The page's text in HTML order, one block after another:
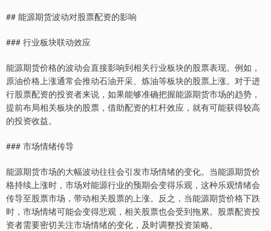
## 能源期货波动对股票配资的影响
### 行业板块联动效应
能源期货价格的波动会直接影响到相关行业板块的股票表现。例如，
原油价格上涨通常会推动石油开采、炼油等板块的股票上涨。对于进
行股票配资的投资者来说，如果能够准确把握能源期货市场的趋势，
提前布局相关板块的股票，借助配资的杠杆效应，就有可能获得较高
的投资收益。
### 市场情绪传导
能源期货市场的大幅波动往往会引发市场情绪的变化。当能源期货价
格持续上涨时，市场对能源行业的预期会变得乐观，这种乐观情绪会
传导至股票市场，带动相关股票的上涨。反之，当能源期货价格下跌
时，市场情绪可能会变得悲观，相关股票也会受到拖累。股票配资投
资者需要密切关注市场情绪的变化，及时调整投资策略。